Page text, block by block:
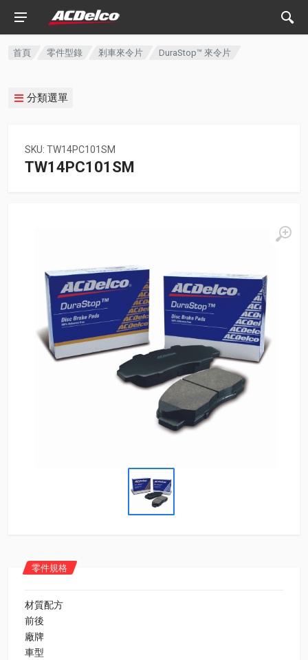
首頁 零件型錄 剎車來令片 DuraStop™ 來令片
分類選單
SKU: TW14PC101SM
TW14PC101SM
零件規格
材質配方
前後
廠牌
車型